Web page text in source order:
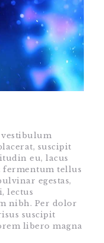
vestibulum
suscipit
eu, lacus
fermentum tellus
egestas,
lectus
nibh. Per dolor
suscipit
libero magna